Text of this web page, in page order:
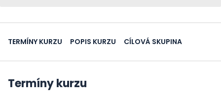
TERMÍNY KURZU POPIS KURZU CÍLOVÁ SKUPINA
Termíny kurzu